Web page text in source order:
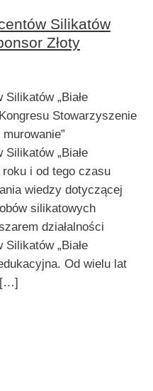
Silikatów
Złoty
„Białe
Stowarzyszenie
„Białe
roku i od tego czasu
wiedzy dotyczącej
silikatowych
działalności
„Białe
Od wielu lat
[…]